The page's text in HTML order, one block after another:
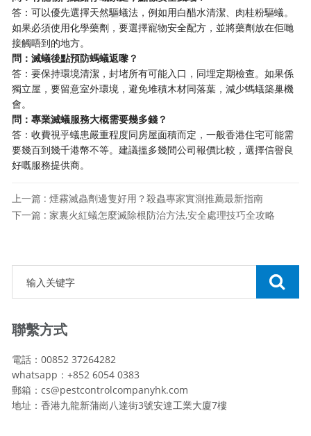
答：可以優先選擇天然驅蟻法，例如用白醋水清潔、肉桂粉驅蟻。
如果必須使用化學藥劑，要選擇寵物安全配方，並將藥劑放在佢哋
接觸唔到的地方。
​問：滅蟻後點預防螞蟻返嚟？​
答：要保持環境清潔，封堵所有可能入口，同埋定期檢查。如果係
獨立屋，要留意室外環境，避免堆積木材同落葉，減少螞蟻築巢機
會。
​問：專業滅蟻服務大概需要幾多錢？​
答：收費視乎蟻患嚴重程度同房屋面積而定，一般香港住宅可能需
要幾百到幾千港幣不等。建議搵多幾間公司報價比較，選擇信譽良
好嘅服務提供商。
上一篇 : 煙霧滅蟲劑邊隻好用？殺蟲專家實測推薦最新指南
下一篇 : 家裏火紅蟻怎麼滅除根防治方法,安全處理技巧全攻略
聯繫方式
電話：00852 37264282
whatsapp：+852 6054 0383
郵箱：cs@pestcontrolcompanyhk.com
地址：香港九龍新蒲崗八達街3號安達工業大廈7樓